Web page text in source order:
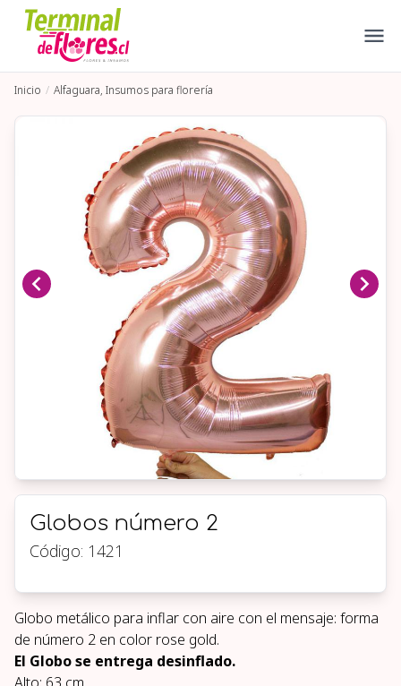
Inicio Alfaguara, Insumos para florería
Globos número 2
Código: 1421
Globo metálico para inflar con aire con el mensaje: forma
de número 2 en color rose gold.
El Globo se entrega desinflado.